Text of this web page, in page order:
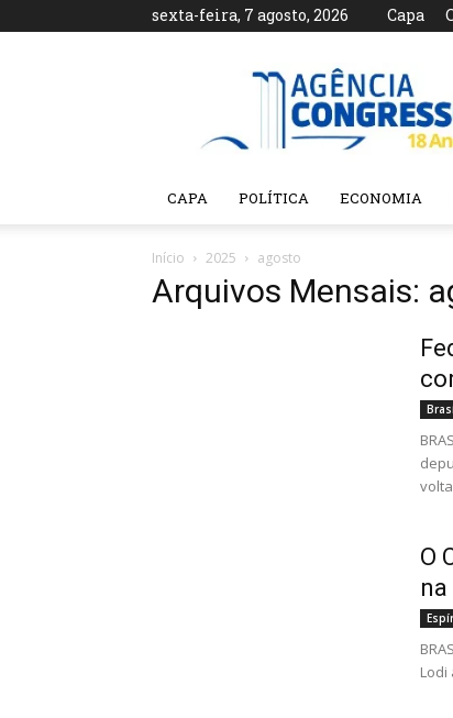
sexta-feira, 7 agosto, 2026 Capa
Agência
CAPA POLÍTICA ECONOMIA
Início 2025 agosto
Arquivos Mensais:
O
Lodi